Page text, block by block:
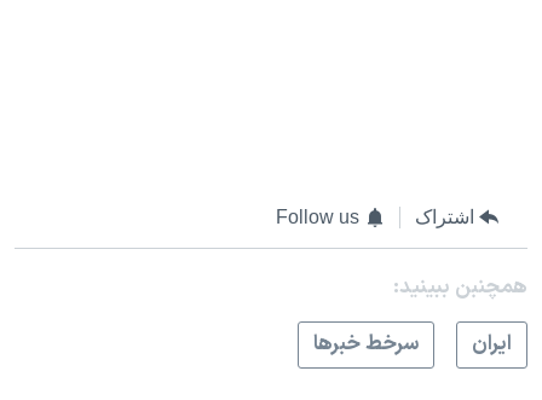
اشتراک Follow us
همچنبن ببینید:
ايران
سرخط خبرها